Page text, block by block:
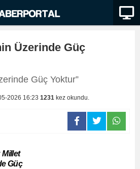
Üzerinde Güç
Güç Yoktur”
2026 16:23 1231 kez okundu.
Millet
Güç